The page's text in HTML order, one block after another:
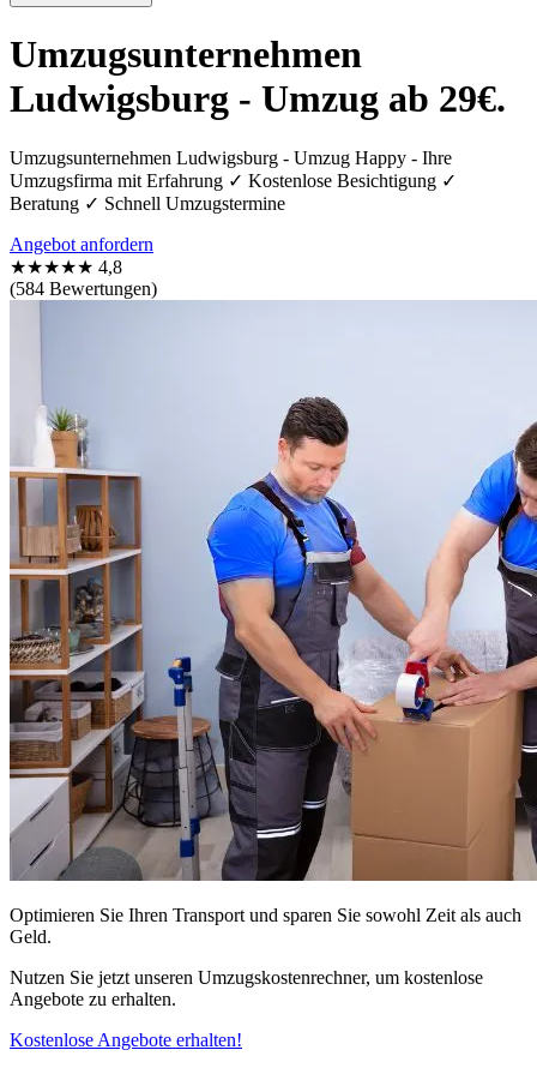
Umzugsunternehmen
Ludwigsburg - Umzug ab 29€.
Umzugsunternehmen Ludwigsburg - Umzug Happy - Ihre
Umzugsfirma mit Erfahrung ✓ Kostenlose Besichtigung ✓
Beratung ✓ Schnell Umzugstermine
Angebot anfordern
★★★★★ 4,8
(584 Bewertungen)
Optimieren Sie Ihren Transport und sparen Sie sowohl Zeit als auch
Geld.
Nutzen Sie jetzt unseren Umzugskostenrechner, um kostenlose
Angebote zu erhalten.
Kostenlose Angebote erhalten!